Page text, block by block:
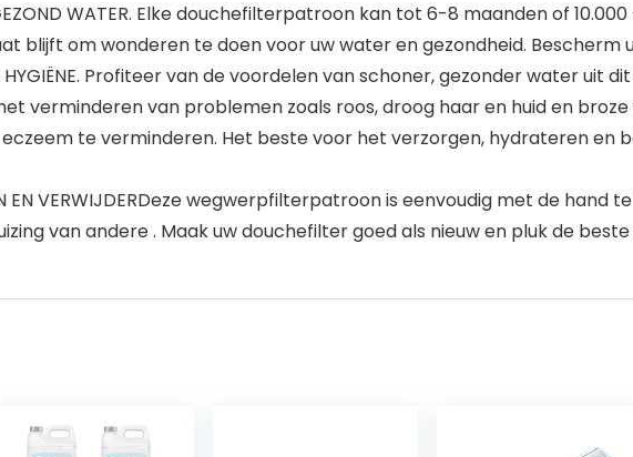
GEZOND WATER. Elke douchefilterpatroon kan tot 6-8 maanden of
blijft om wonderen te doen voor uw water en gezondheid. Bescherm
HYGIËNE. Profiteer van de voordelen van schoner, gezonder water
verminderen van problemen zoals roos, droog haar en huid en
te verminderen. Het beste voor het verzorgen, hydrateren en
EN VERWIJDERDeze wegwerpfilterpatroon is eenvoudig met de
van andere . Maak uw douchefilter goed als nieuw en pluk de